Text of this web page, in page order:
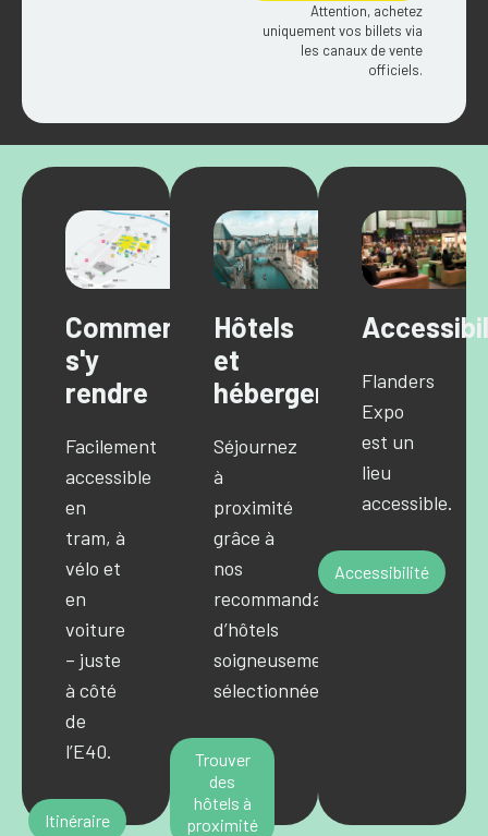
Attention, achetez
uniquement vos billets via
les canaux de vente
officiels.
Comment
s'y
rendre
Facilement
accessible
en
tram, à
vélo et
en
voiture
– juste
à côté
de
l’E40.
Itinéraire
Hôtels
et
hébergements
Séjournez
à
proximité
grâce à
nos
recommandations
d’hôtels
soigneusement
sélectionnées.
Trouver
des
hôtels à
proximité
Flanders
Expo
est un
lieu
accessible.
Accessibilité